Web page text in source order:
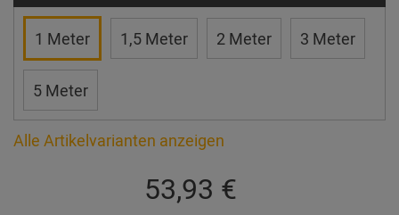
1 Meter 1,5 Meter 2 Meter 3 Meter
5 Meter
Alle Artikelvarianten anzeigen
53,93 €